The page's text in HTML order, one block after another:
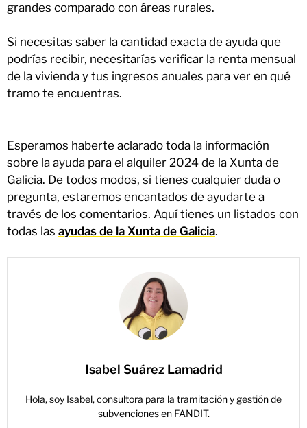
grandes comparado con áreas rurales.
Si necesitas saber la cantidad exacta de ayuda que
podrías recibir, necesitarías verificar la renta mensual
de la vivienda y tus ingresos anuales para ver en qué
tramo te encuentras.
Esperamos haberte aclarado toda la información
sobre la ayuda para el alquiler 2024 de la Xunta de
Galicia. De todos modos, si tienes cualquier duda o
pregunta, estaremos encantados de ayudarte a
través de los comentarios. Aquí tienes un listados con
todas las ayudas de la Xunta de Galicia.
Isabel Suárez Lamadrid
Hola, soy Isabel, consultora para la tramitación y gestión de
subvenciones en FANDIT.